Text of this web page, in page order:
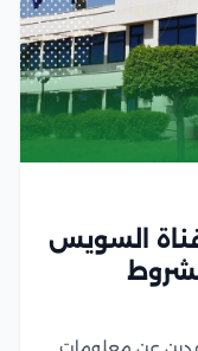
السويس